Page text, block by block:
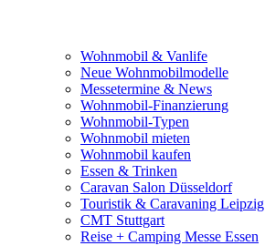
Wohnmobil & Vanlife
Neue Wohnmobilmodelle
Messetermine & News
Wohnmobil-Finanzierung
Wohnmobil-Typen
Wohnmobil mieten
Wohnmobil kaufen
Essen & Trinken
Caravan Salon Düsseldorf
Touristik & Caravaning Leipzig
CMT Stuttgart
Reise + Camping Messe Essen